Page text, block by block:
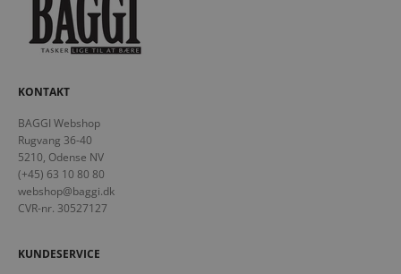
KONTAKT
BAGGI Webshop
Rugvang 36-40
5210, Odense NV
(+45) 63 10 80 80
webshop@baggi.dk
CVR-nr. 30527127
KUNDESERVICE